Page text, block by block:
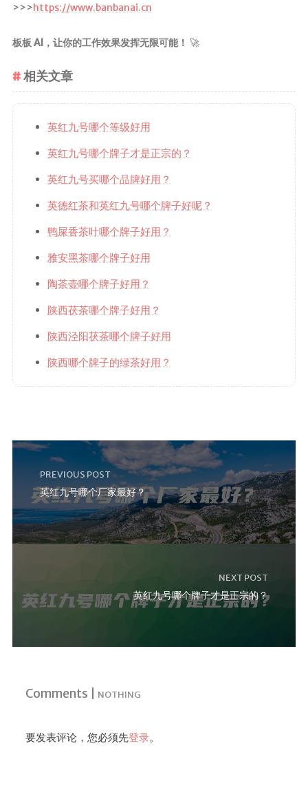
>>>https://www.banbanai.cn
板板 AI，让你的工作效果发挥无限可能！ 🚀
相关文章
英红九号哪个等级好用
英红九号哪个牌子才是正宗的？
英红九号买哪个品牌好用？
英德红茶和英红九号哪个牌子好呢？
鸭屎香茶叶哪个牌子好用？
雅安黑茶哪个牌子好用
陶茶壶哪个牌子好用？
陕西茯茶哪个牌子好用？
陕西泾阳茯茶哪个牌子好用
陕西哪个牌子的绿茶好用？
PREVIOUS POST
英红九号哪个厂家最好？
NEXT POST
英红九号哪个牌子才是正宗的？
Comments | NOTHING
要发表评论，您必须先登录。